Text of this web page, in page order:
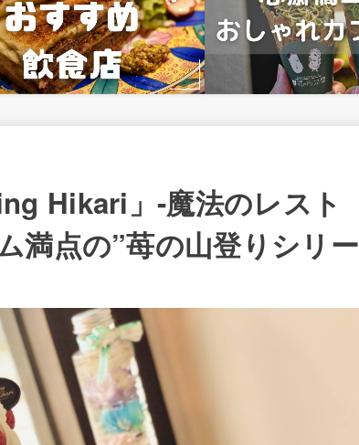
Hikari」-魔法のレスト
満点の”苺の山登りシリー